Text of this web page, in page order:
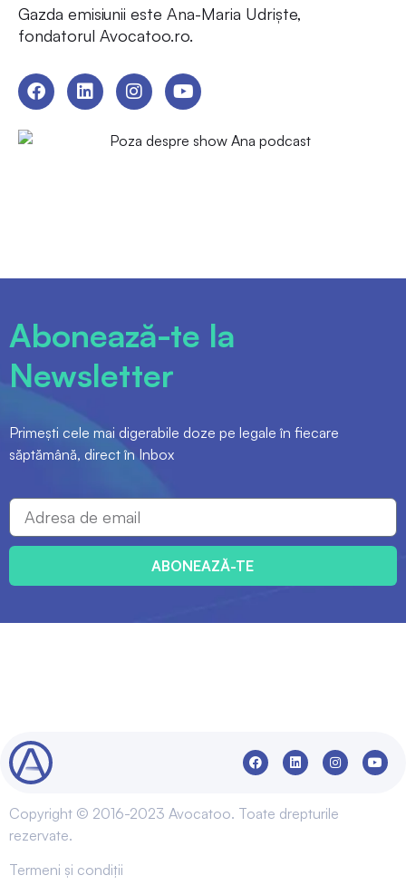
Gazda emisiunii este Ana-Maria Udriște,
fondatorul Avocatoo.ro.
Abonează-te la
Newsletter
Primești cele mai digerabile doze pe legale în fiecare
săptămână, direct în Inbox
ABONEAZĂ-TE
Copyright © 2016-2023 Avocatoo. Toate drepturile
rezervate.
Termeni și condiții